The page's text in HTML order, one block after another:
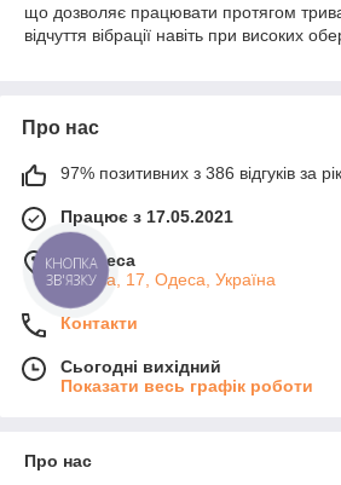
що дозволяє працювати протягом
відчуття вібрації навіть при високих
Про нас
97% позитивних з 386 відгуків за рік
Працює з 17.05.2021
м. Одеса
Базова, 17, Одеса, Україна
Контакти
Сьогодні вихідний
Показати весь графік роботи
Про нас
КНОПКА
ЗВ'ЯЗКУ